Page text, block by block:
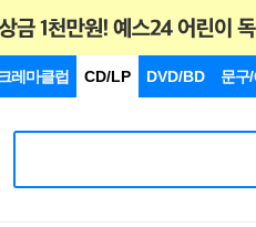
레마클럽 CD/LP DVD/BD 문구